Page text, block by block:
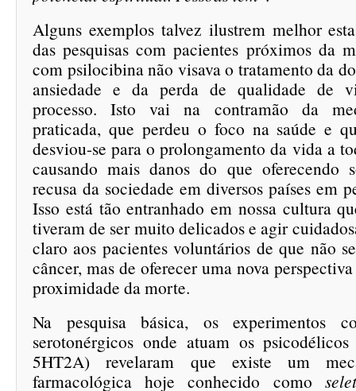
Alguns exemplos talvez ilustrem melhor
das pesquisas com pacientes próximos da
com psilocibina não visava o tratamento da
ansiedade e da perda de qualidade de
processo. Isto vai na contramão da
praticada, que perdeu o foco na saúde e
desviou-se para o prolongamento da vida a
causando mais danos do que oferecendo
recusa da sociedade em diversos países em
Isso está tão entranhado em nossa cultura
tiveram de ser muito delicados e agir
claro aos pacientes voluntários de que não
câncer, mas de oferecer uma nova
proximidade da morte.
Na pesquisa básica, os experimentos
serotonérgicos onde atuam os
5HT2A) revelaram que existe um
farmacológica hoje conhecido como